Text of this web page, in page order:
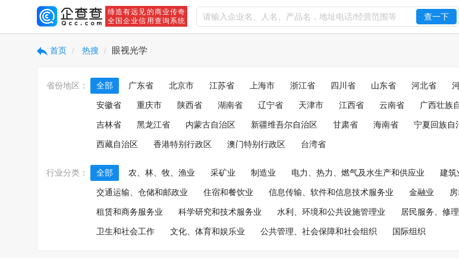
缔造有远见的商业传奇
全国企业信用查询系统
查一下
首页 热搜 眼视光学
省份地区： 全部 广东省 北京市 江苏省 上海市 浙江省 四川省 山东省 河北省
安徽省 重庆市 陕西省 湖南省 辽宁省 天津市 江西省 云南省 广西壮族
吉林省 黑龙江省 内蒙古自治区 新疆维吾尔自治区 甘肃省 海南省 宁夏回族自
西藏自治区 香港特别行政区 澳门特别行政区 台湾省
行业分类： 全部 农、林、牧、渔业 采矿业 制造业 电力、热力、燃气及水生产和供应业 建筑
交通运输、仓储和邮政业 住宿和餐饮业 信息传输、软件和信息技术服务业 金融业
租赁和商务服务业 科学研究和技术服务业 水利、环境和公共设施管理业 居民服务、修
卫生和社会工作 文化、体育和娱乐业 公共管理、社会保障和社会组织 国际组织